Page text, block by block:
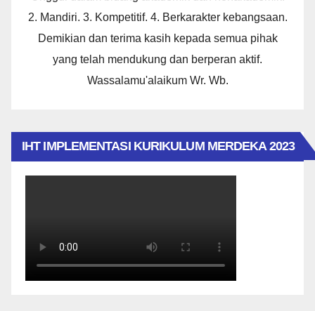
2. Mandiri. 3. Kompetitif. 4. Berkarakter kebangsaan.
Demikian dan terima kasih kepada semua pihak
yang telah mendukung dan berperan aktif.
Wassalamu'alaikum Wr. Wb.
IHT IMPLEMENTASI KURIKULUM MERDEKA 2023